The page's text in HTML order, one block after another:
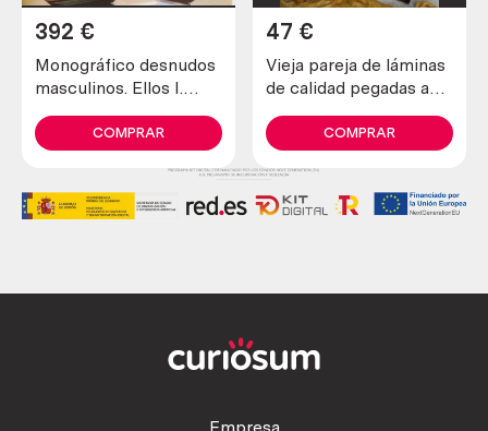
Monográfico desnudos
masculinos. Ellos I.
grafito. Erótica.
392 €
COMPRAR
Vieja pareja de láminas
de calidad pegadas a
Gran tamaño. Muy
buen estado.
47 €
COMPRAR